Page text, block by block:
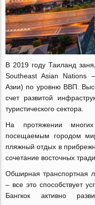
В 2019 году Таиланд
Southeast Asian Nations
Азии) по уровню ВВП.
счет развитой
туристического сектора.
На протяжении
посещаемым городом
пляжный отдых в
сочетание восточных
Обширная транспортная
– все это способствует
Бангкок активно